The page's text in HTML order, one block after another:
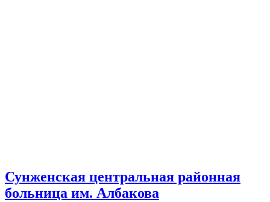
Сунженская центральная районная
больница им. Албакова